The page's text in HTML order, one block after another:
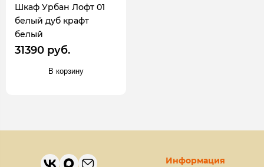
Шкаф Урбан Лофт 01
белый дуб крафт
белый
31390 руб.
В корзину
Информация